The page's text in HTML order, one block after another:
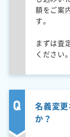
額をご案
す。
まずは査
ください。
名義変
か？